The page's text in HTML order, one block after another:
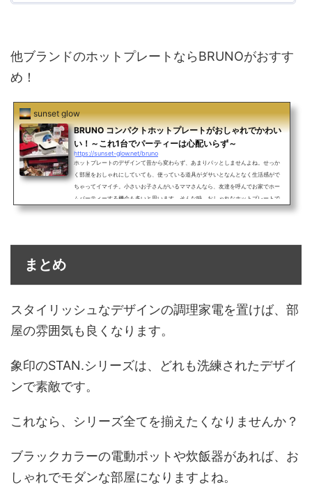
他ブランドのホットプレートならBRUNOがおすす
め！
sunset glow
BRUNO コンパクトホットプレートがおしゃれでかわい
い！～これ1台でパーティーは心配いらず～
https://sunset-glow.net/bruno
ホットプレートのデザインて昔から変わらず、あまりパッとしませんよね。せっか
く部屋をおしゃれにしていても、使っている道具がダサいとなんとなく生活感がで
ちゃってイマイチ。小さいお子さんがいるママさんなら、友達を呼んでお家でホー
ムパーティーする機会も多いと思います。そんな時、おしゃれなホットプレートで
パンケーキを焼いてみたらみんなから一目置かれること間違いなしですよね。そん
まとめ
スタイリッシュなデザインの調理家電を置けば、部
屋の雰囲気も良くなります。
象印のSTAN.シリーズは、どれも洗練されたデザイ
ンで素敵です。
これなら、シリーズ全てを揃えたくなりませんか？
ブラックカラーの電動ポットや炊飯器があれば、お
しゃれでモダンな部屋になりますよね。